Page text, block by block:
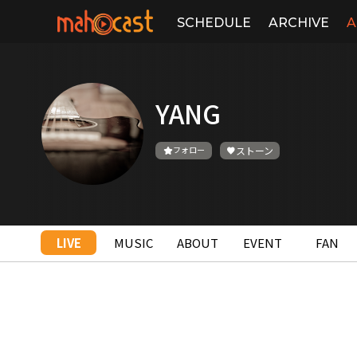
SCHEDULE ARCHIVE
YANG
フォロー ストーン
LIVE MUSIC ABOUT EVENT FAN